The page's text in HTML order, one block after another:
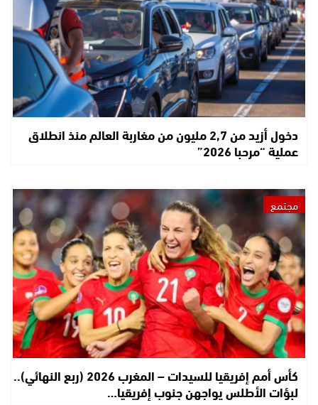
دخول أزيد من 2,7 مليون من مغاربة العالم منذ انطلاق
عملية “مرحبا 2026”
مجتمع
كأس أمم إفريقيا للسيدات – المغرب 2026 (ربع النهائي)..
لبؤات الأطلس يواجهن جنوب إفريقيا…